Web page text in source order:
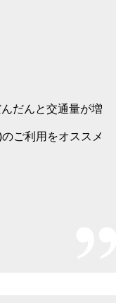
だんと交通量が増
ご利用をオススメ